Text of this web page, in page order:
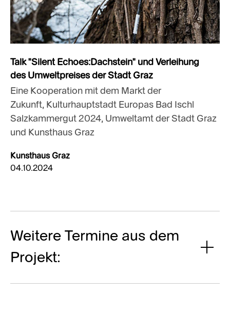
Talk "Silent Echoes:Dachstein" und Verleihung
des Umweltpreises der Stadt Graz
Eine Kooperation mit dem Markt der
Zukunft, Kulturhauptstadt Europas Bad Ischl
Salzkammergut 2024, Umweltamt der Stadt Graz
und Kunsthaus Graz
Kunsthaus Graz
04.10.2024
Weitere Termine aus dem
Projekt: